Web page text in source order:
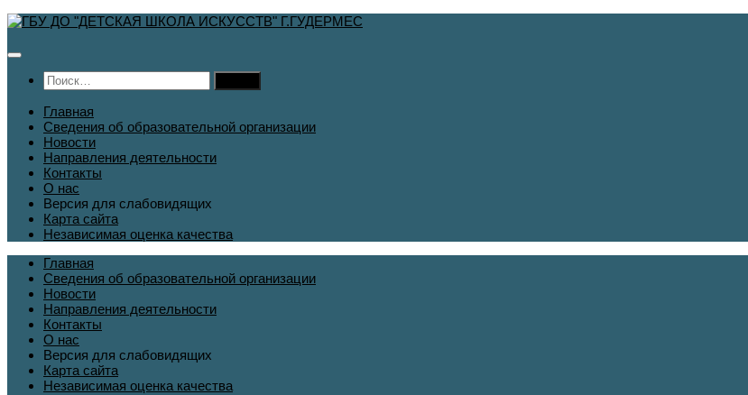
Перейти
содержимому
Найти:
Главная
Сведения об образовательной организации
Новости
Направления деятельности
Контакты
О нас
Версия для слабовидящих
Карта сайта
Независимая оценка качества
Главная
Сведения об образовательной организации
Новости
Направления деятельности
Контакты
О нас
Версия для слабовидящих
Карта сайта
Независимая оценка качества